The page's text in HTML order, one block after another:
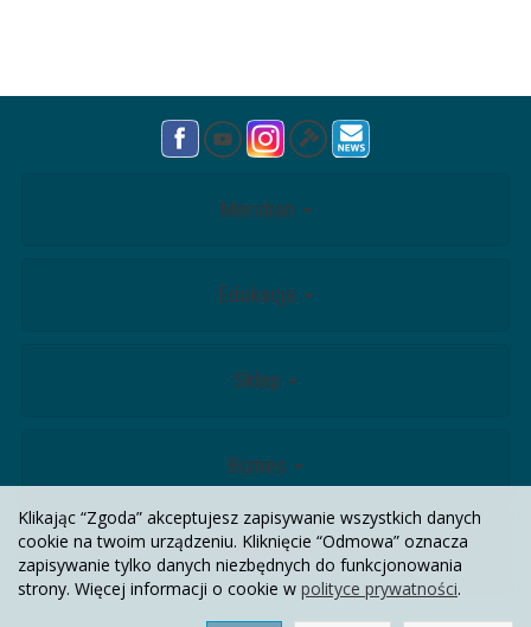
Meridian
Edukacja
Sklep
Biznes
Kontakt
Klikając “Zgoda” akceptujesz zapisywanie wszystkich danych
cookie na twoim urządzeniu. Kliknięcie “Odmowa” oznacza
zapisywanie tylko danych niezbędnych do funkcjonowania
strony. Więcej informacji o cookie w polityce prywatności.